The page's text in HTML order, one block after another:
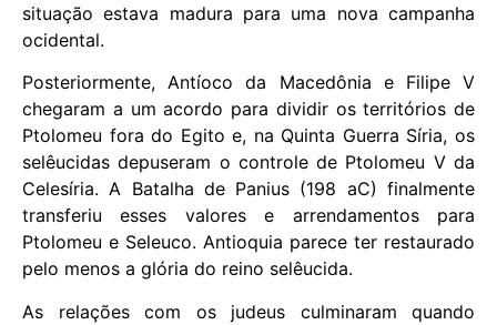
situação estava madura para uma nova campanha
ocidental.
Posteriormente, Antíoco da Macedônia e Filipe V
chegaram a um acordo para dividir os territórios de
Ptolomeu fora do Egito e, na Quinta Guerra Síria, os
selêucidas depuseram o controle de Ptolomeu V da
Celesíria. A Batalha de Panius (198 aC) finalmente
transferiu esses valores e arrendamentos para
Ptolomeu e Seleuco. Antioquia parece ter restaurado
pelo menos a glória do reino selêucida.
As relações com os judeus culminaram quando